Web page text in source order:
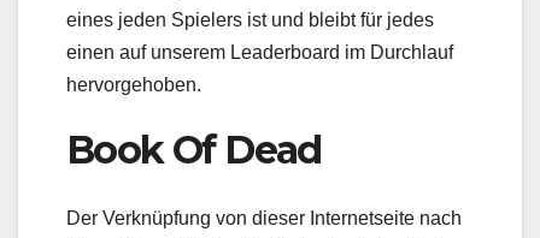
eines jeden Spielers ist und bleibt für jedes
einen auf unserem Leaderboard im Durchlauf
hervorgehoben.
Book Of Dead
Der Verknüpfung von dieser Internetseite nach